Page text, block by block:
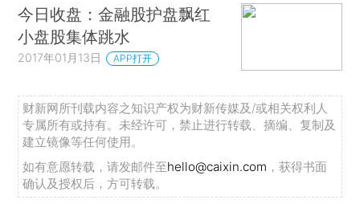
今日收盘：金融股护盘飘红
小盘股集体跳水
2017年01月13日 APP打开
财新网所刊载内容之知识产权为财新传媒及/或相关权利人
专属所有或持有。未经许可，禁止进行转载、摘编、复制及
建立镜像等任何使用。
如有意愿转载，请发邮件至hello@caixin.com ，获得书面
确认及授权后，方可转载。